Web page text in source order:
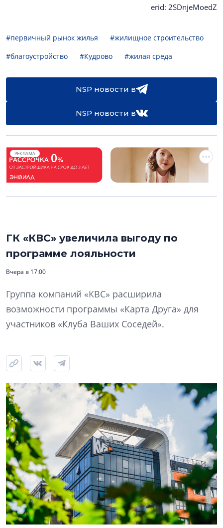
erid: 2SDnjeMoedZ
#первичный рынок жилья
#жилищное строительство
#благоустройство
#Кудрово #жилая среда
NSP новости в
NSP новости в
РЕКЛАМА
ГК «КВС» увеличила выгоду по
программе лояльности
Вчера в 17:00
Группа компаний «КВС» расширила
возможности программы «Карта Друга» для
участников «Клуба Ваших Соседей».